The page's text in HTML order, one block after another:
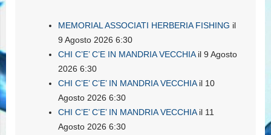
MEMORIAL ASSOCIATI HERBERIA FISHING il
9 Agosto 2026 6:30
CHI C’E’ C’E IN MANDRIA VECCHIAil 9 Agosto
2026 6:30
CHI C’E’ C’E’ IN MANDRIA VECCHIAil 10
Agosto 2026 6:30
CHI C’E’ C’E’ IN MANDRIA VECCHIAil 11
Agosto 2026 6:30